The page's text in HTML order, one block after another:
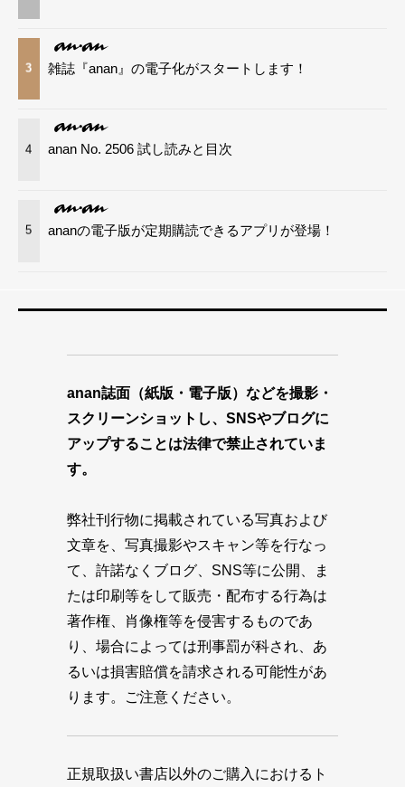
3 雑誌『anan』の電子化がスタートします！
4 anan No. 2506 試し読みと目次
5 ananの電子版が定期購読できるアプリが登場！
anan誌面（紙版・電子版）などを撮影・
スクリーンショットし、SNSやブログに
アップすることは法律で禁止されていま
す。
弊社刊行物に掲載されている写真および
文章を、写真撮影やスキャン等を行なっ
て、許諾なくブログ、SNS等に公開、ま
たは印刷等をして販売・配布する行為は
著作権、肖像権等を侵害するものであ
り、場合によっては刑事罰が科され、あ
るいは損害賠償を請求される可能性があ
ります。ご注意ください。
正規取扱い書店以外のご購入におけるト